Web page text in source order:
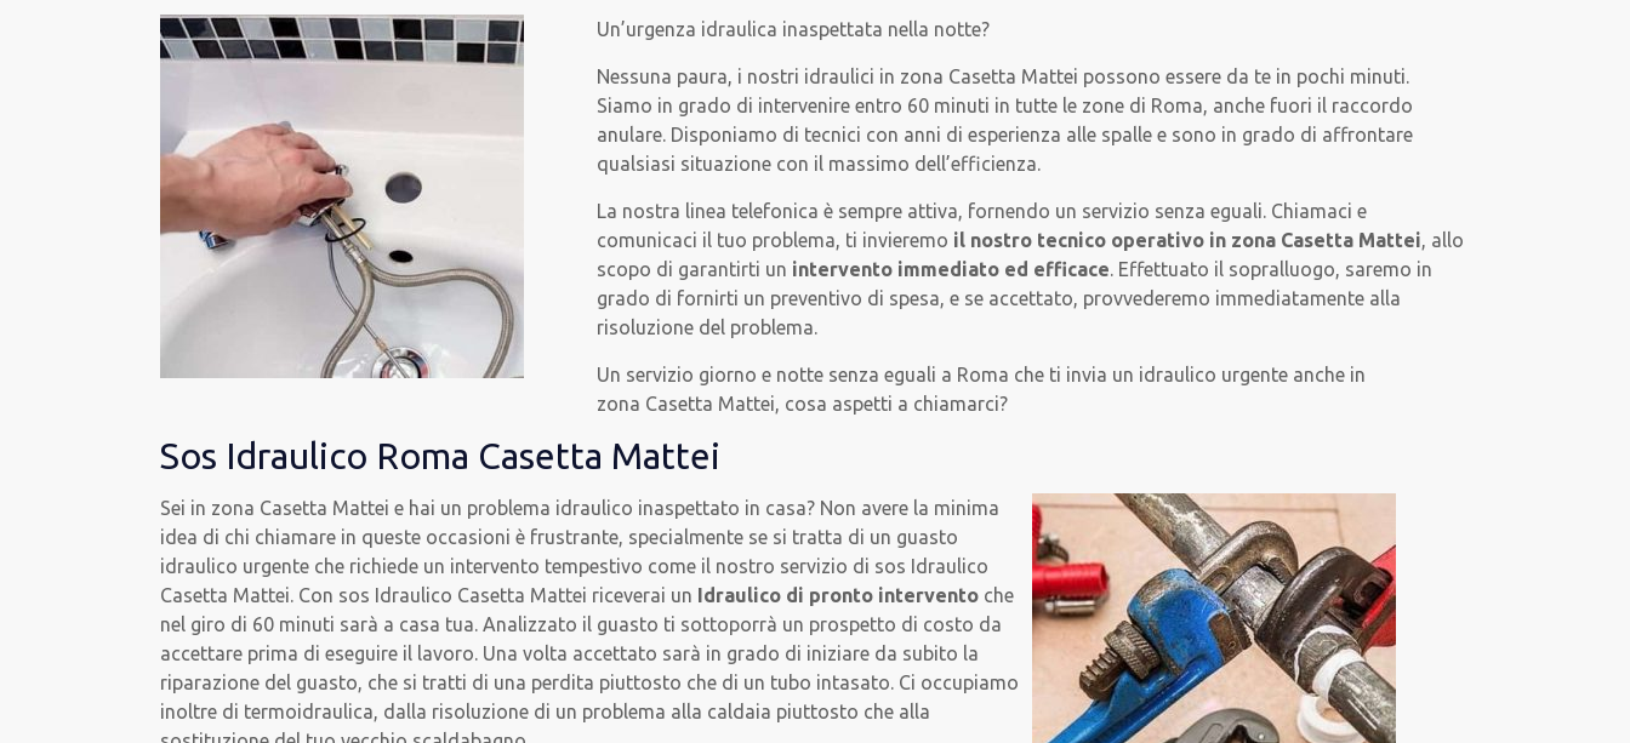
Un’urgenza idraulica inaspettata nella notte?
Nessuna paura, i nostri idraulici in zona Casetta Mattei possono essere da te in pochi minuti.
Siamo in grado di intervenire entro 60 minuti in tutte le zone di Roma, anche fuori il raccordo
anulare. Disponiamo di tecnici con anni di esperienza alle spalle e sono in grado di affrontare
qualsiasi situazione con il massimo dell’efficienza.
La nostra linea telefonica è sempre attiva, fornendo un servizio senza eguali. Chiamaci e
comunicaci il tuo problema, ti invieremo il nostro tecnico operativo in zona Casetta Mattei, allo
scopo di garantirti un intervento immediato ed efficace. Effettuato il sopralluogo, saremo in
grado di fornirti un preventivo di spesa, e se accettato, provvederemo immediatamente alla
risoluzione del problema.
Un servizio giorno e notte senza eguali a Roma che ti invia un idraulico urgente anche in
zona Casetta Mattei, cosa aspetti a chiamarci?
Sos Idraulico Roma Casetta Mattei
Sei in zona Casetta Mattei e hai un problema idraulico inaspettato in casa? Non avere la minima
idea di chi chiamare in queste occasioni è frustrante, specialmente se si tratta di un guasto
idraulico urgente che richiede un intervento tempestivo come il nostro servizio di sos Idraulico
Casetta Mattei. Con sos Idraulico Casetta Mattei riceverai un Idraulico di pronto intervento che
nel giro di 60 minuti sarà a casa tua. Analizzato il guasto ti sottoporrà un prospetto di costo da
accettare prima di eseguire il lavoro. Una volta accettato sarà in grado di iniziare da subito la
riparazione del guasto, che si tratti di una perdita piuttosto che di un tubo intasato. Ci occupiamo
inoltre di termoidraulica, dalla risoluzione di un problema alla caldaia piuttosto che alla